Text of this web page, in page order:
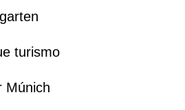
turismo
Múnich